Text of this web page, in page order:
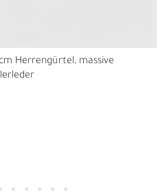
Herrengürtel, massive